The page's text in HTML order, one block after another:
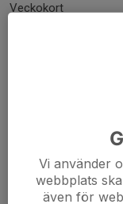
Veckokort
Vi använder
webbplats
även för